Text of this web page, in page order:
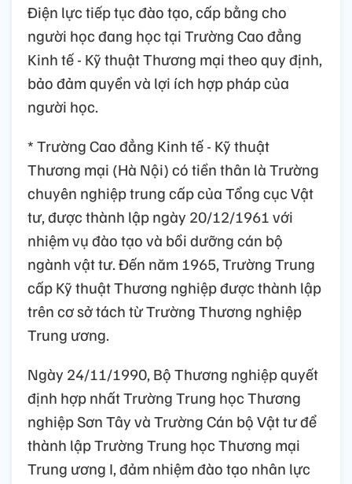
Điện lực tiếp tục đào tạo, cấp bằng cho
người học đang học tại Trường Cao đẳng
Kinh tế - Kỹ thuật Thương mại theo quy định,
bảo đảm quyền và lợi ích hợp pháp của
người học.
* Trường Cao đẳng Kinh tế - Kỹ thuật
Thương mại (Hà Nội) có tiền thân là Trường
chuyên nghiệp trung cấp của Tổng cục Vật
tư, được thành lập ngày 20/12/1961 với
nhiệm vụ đào tạo và bồi dưỡng cán bộ
ngành vật tư. Đến năm 1965, Trường Trung
cấp Kỹ thuật Thương nghiệp được thành lập
trên cơ sở tách từ Trường Thương nghiệp
Trung ương.
Ngày 24/11/1990, Bộ Thương nghiệp quyết
định hợp nhất Trường Trung học Thương
nghiệp Sơn Tây và Trường Cán bộ Vật tư để
thành lập Trường Trung học Thương mại
Trung ương I, đảm nhiệm đào tạo nhân lực